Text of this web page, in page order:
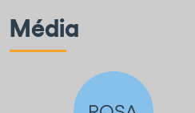
Média